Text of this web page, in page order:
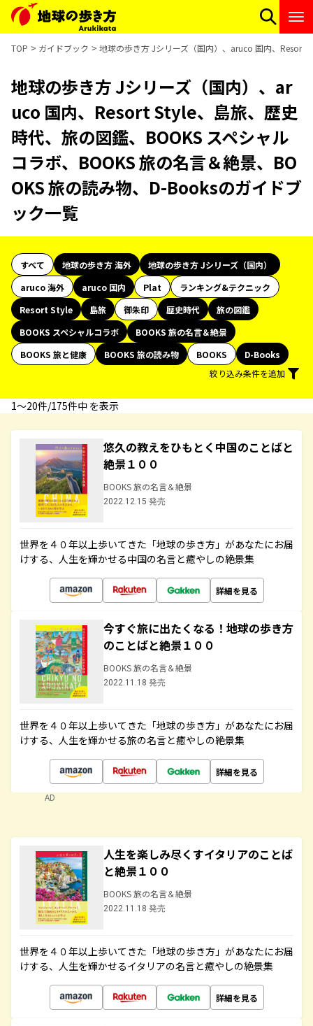
TOP ガイドブック 地球の歩き方 Jシリーズ（国内）、aruco 国内、Resort
地球の歩き方 Jシリーズ（国内）、ar
uco 国内、Resort Style、島旅、歴史
時代、旅の図鑑、BOOKS スペシャル
コラボ、BOOKS 旅の名言＆絶景、BO
OKS 旅の読み物、D-Booksのガイドブ
ック一覧
すべて 地球の歩き方 海外
地球の歩き方 Jシリーズ（国内）
aruco 海外
aruco 国内 Plat
ランキング&テクニック
Resort Style
島旅 御朱印 歴史時代
旅の図鑑
BOOKS スペシャルコラボ
BOOKS 旅の名言＆絶景
BOOKS 旅と健康
BOOKS 旅の読み物 BOOKS
D-Books
絞り込み条件を追加
1〜20件/175件中 を表示
悠久の教えをひもとく中国のことばと
絶景１００
BOOKS 旅の名言＆絶景
2022.12.15 発売
世界を４０年以上歩いてきた「地球の歩き方」があなたにお届
けする、人生を輝かせる中国の名言と癒やしの絶景集
詳細を見る
今すぐ旅に出たくなる！地球の歩き方
のことばと絶景１００
BOOKS 旅の名言＆絶景
2022.11.18 発売
世界を４０年以上歩いてきた「地球の歩き方」があなたにお届
けする、人生を輝かせる旅の名言と癒やしの絶景集
詳細を見る
AD
人生を楽しみ尽くすイタリアのことば
と絶景１００
BOOKS 旅の名言＆絶景
2022.11.18 発売
世界を４０年以上歩いてきた「地球の歩き方」があなたにお届
けする、人生を輝かせるイタリアの名言と癒やしの絶景集
詳細を見る